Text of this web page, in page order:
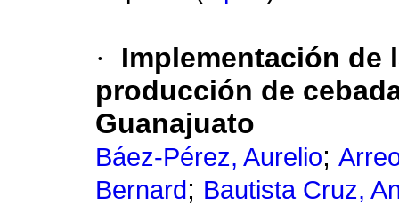
·
Implementación de
producción de
Guanajuato
Báez-Pérez, Aurelio;
Bernard ; Bautista Cruz,